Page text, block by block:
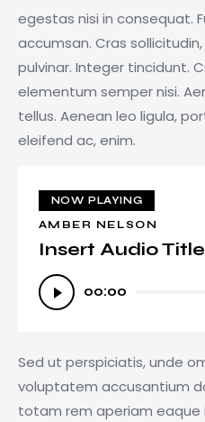
egestas nisi in consequat.
accumsan. Cras
pulvinar. Integer tincidunt.
elementum semper nisi.
tellus. Aenean leo ligula,
eleifend ac, enim.
NOW PLAYING
AMBER NELSON
Insert Audio
Audio
Player
00:00
Sed ut perspiciatis, unde
voluptatem accusantium
totam rem aperiam eaque